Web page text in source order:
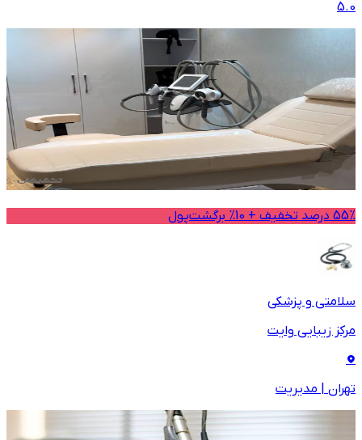
5.0
55% درصد تخفیف + 10% برگشت‌پول
سلامتی و پزشکی
مرکز زیبایی وایت
تهران | مدیریت